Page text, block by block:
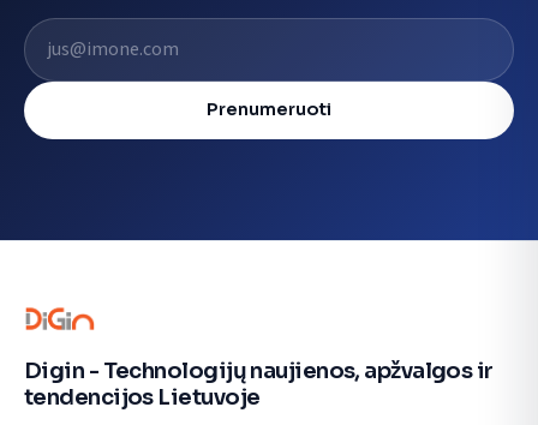
El. pašto adresas
Prenumeruoti
Digin - Technologijų naujienos, apžvalgos ir
tendencijos Lietuvoje